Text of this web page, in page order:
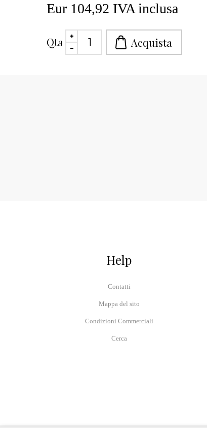
Eur 104,92 IVA inclusa
Qta
Help
Contatti
Mappa del sito
Condizioni Commerciali
Cerca